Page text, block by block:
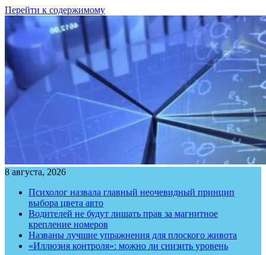
Перейти к содержимому
8 августа, 2026
Психолог назвала главный неочевидный принцип
выбора цвета авто
Водителей не будут лишать прав за магнитное
крепление номеров
Названы лучшие упражнения для плоского живота
«Иллюзия контроля»: можно ли снизить уровень